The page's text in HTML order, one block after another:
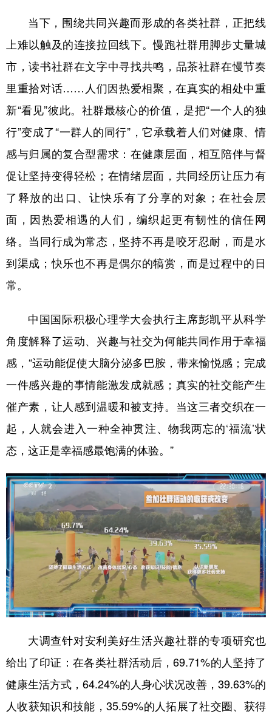
当下，围绕共同兴趣而形成的各类社群，正把线
上难以触及的连接拉回线下。慢跑社群用脚步丈量城
市，读书社群在文字中寻找共鸣，品茶社群在慢节奏
里重拾对话……人们因热爱相聚，在真实的相处中重
新“看见”彼此。社群最核心的价值，是把“一个人的独
行”变成了“一群人的同行”，它承载着人们对健康、情
感与归属的复合型需求：在健康层面，相互陪伴与督
促让坚持变得轻松；在情绪层面，共同经历让压力有
了释放的出口、让快乐有了分享的对象；在社会层
面，因热爱相遇的人们，编织起更有韧性的信任网
络。当同行成为常态，坚持不再是咬牙忍耐，而是水
到渠成；快乐也不再是偶尔的犒赏，而是过程中的日
常。
中国国际积极心理学大会执行主席彭凯平从科学
角度解释了运动、兴趣与社交为何能共同作用于幸福
感，“运动能促使大脑分泌多巴胺，带来愉悦感；完成
一件感兴趣的事情能激发成就感；真实的社交能产生
催产素，让人感到温暖和被支持。当这三者交织在一
起，人就会进入一种全神贯注、物我两忘的‘福流’状
态，这正是幸福感最饱满的体验。”
大调查针对安利美好生活兴趣社群的专项研究也
给出了印证：在各类社群活动后，69.71%的人坚持了
健康生活方式，64.24%的人身心状况改善，39.63%的
人收获知识和技能，35.59%的人拓展了社交圈、获得